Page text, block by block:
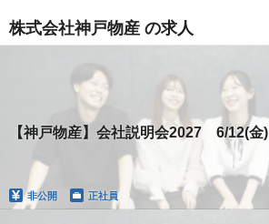
株式会社神戸物産 の求人
【神戸物産】会社説明会2027 6/12(金)
非公開 正社員